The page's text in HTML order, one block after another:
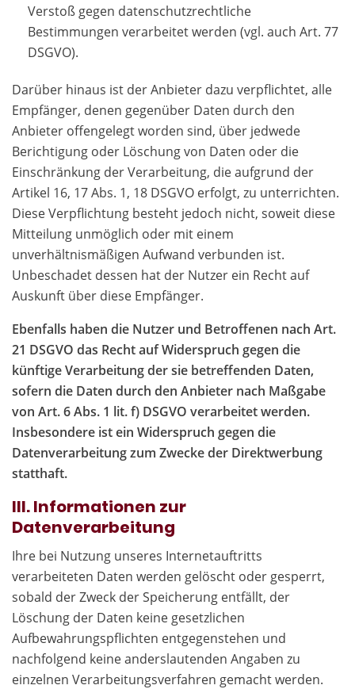
Verstoß gegen datenschutzrechtliche
Bestimmungen verarbeitet werden (vgl. auch Art. 77
DSGVO).
Darüber hinaus ist der Anbieter dazu verpflichtet, alle
Empfänger, denen gegenüber Daten durch den
Anbieter offengelegt worden sind, über jedwede
Berichtigung oder Löschung von Daten oder die
Einschränkung der Verarbeitung, die aufgrund der
Artikel 16, 17 Abs. 1, 18 DSGVO erfolgt, zu unterrichten.
Diese Verpflichtung besteht jedoch nicht, soweit diese
Mitteilung unmöglich oder mit einem
unverhältnismäßigen Aufwand verbunden ist.
Unbeschadet dessen hat der Nutzer ein Recht auf
Auskunft über diese Empfänger.
Ebenfalls haben die Nutzer und Betroffenen nach Art.
21 DSGVO das Recht auf Widerspruch gegen die
künftige Verarbeitung der sie betreffenden Daten,
sofern die Daten durch den Anbieter nach Maßgabe
von Art. 6 Abs. 1 lit. f) DSGVO verarbeitet werden.
Insbesondere ist ein Widerspruch gegen die
Datenverarbeitung zum Zwecke der Direktwerbung
statthaft.
III. Informationen zur
Datenverarbeitung
Ihre bei Nutzung unseres Internetauftritts
verarbeiteten Daten werden gelöscht oder gesperrt,
sobald der Zweck der Speicherung entfällt, der
Löschung der Daten keine gesetzlichen
Aufbewahrungspflichten entgegenstehen und
nachfolgend keine anderslautenden Angaben zu
einzelnen Verarbeitungsverfahren gemacht werden.